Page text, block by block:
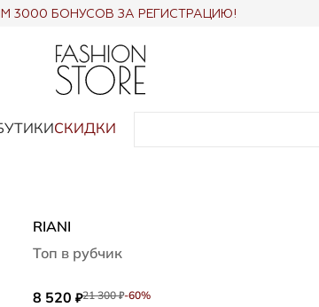
3000 БОНУСОВ ЗА РЕГИСТРАЦИЮ!
СКИДКИ
RIANI
Топ в рубчик
8 520 ₽21 300₽-60%